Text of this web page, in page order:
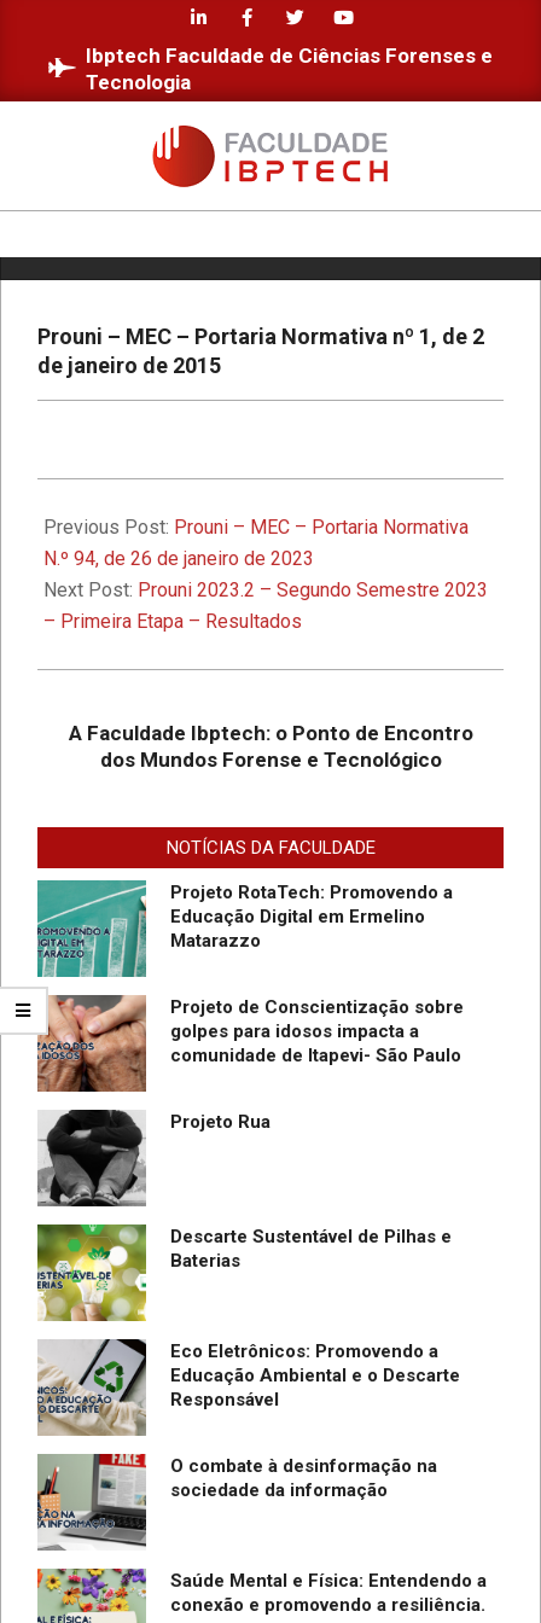
content
Ibptech Faculdade de Ciências Forenses e
Tecnologia
FACULDADE
IBPTECH
MenuProuni – MEC – Portaria Normativa nº 1, de 2
de janeiro de 2015
07-
21
Previous Post: Prouni – MEC – Portaria Normativa
N.º 94, de 26 de janeiro de 2023
Next Post: Prouni 2023.2 – Segundo Semestre 2023
– Primeira Etapa – Resultados
A Faculdade Ibptech: o Ponto de Encontro
dos Mundos Forense e Tecnológico
NOTÍCIAS DA FACULDADE
Educação Digital
Diversidade e Inclusão na Faculdade
Excelência
Ibptech
A Faculdade Ibptech: o Ponto de
Encontro dos Mundos Forense e
Tecnológico
Cibernética para ingresso com
vestibular, Enem ou 2a. graduação na
Faculdade IBPTECH Lança Projeto
Promover Segurança na Internet
Projeto RotaTech: Promovendo a
Educação Digital em Ermelino
Matarazzo
Projeto de Conscientização sobre
golpes para idosos impacta a
comunidade de Itapevi- São Paulo
Projeto Rua
Descarte Sustentável de Pilhas e
Baterias
Eco Eletrônicos: Promovendo a
Educação Ambiental e o Descarte
Responsável
O combate à desinformação na
sociedade da informação
Saúde Mental e Física: Entendendo a
conexão e promovendo a resiliência.